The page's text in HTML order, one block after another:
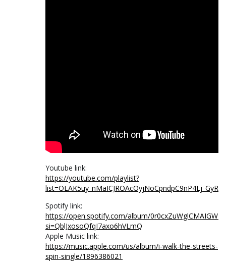
Youtube link:
https://youtube.com/playlist?
Spotify link:
https://open.spotify.com/album/
si=QblJxosoQfqI7axo6hVLmQ
Apple Music link:
https://music.apple.com/us/album/i-walk-the-streets-
spin-single/1896386021